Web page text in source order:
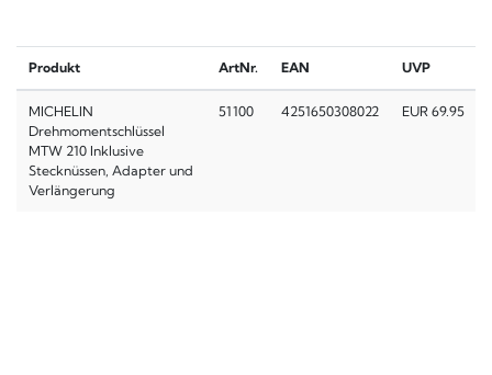
Produkt ArtNr. EAN UVP
MICHELIN
Drehmomentschlüssel
MTW 210 Inklusive
Stecknüssen, Adapter und
Verlängerung
51100 4251650308022 EUR 69.95